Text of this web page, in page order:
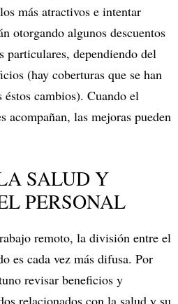
más atractivos e intentar
otorgando algunos descuentos
particulares, dependiendo del
(hay coberturas que se han
cambios). Cuando el
acompañan, las mejoras pueden
SALUD Y
PERSONAL
remoto, la división entre el
es cada vez más difusa. Por
revisar beneficios y
relacionados con la salud y su